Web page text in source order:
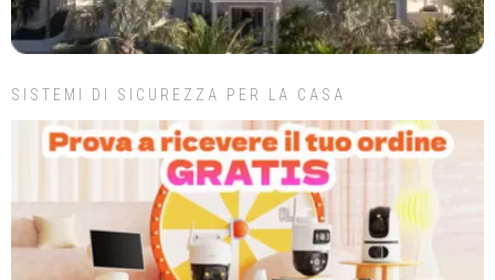
SISTEMI DI SICUREZZA PER LA CASA